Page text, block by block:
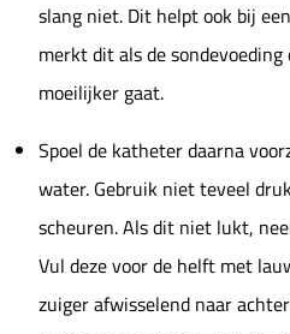
slang niet. Dit helpt ook bij
merkt dit als de
moeilijker gaat.
Spoel de katheter daarna
water. Gebruik niet teveel
scheuren. Als dit niet lukt,
Vul deze voor de helft met
zuiger afwisselend naar